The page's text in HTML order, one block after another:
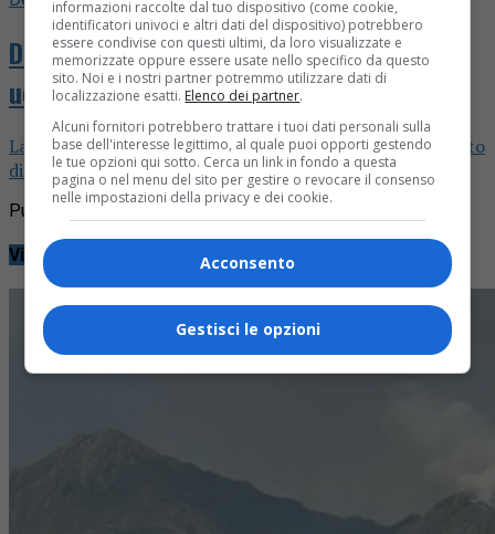
Delitti e Castighi – La notte in cui fu
ucciso Augusto Festa Bianchet
La puntata speciale live dedicata all'omicidio del senzatetto
di Biella
Pubblicità
Video
informazioni raccolte dal tuo dispositivo (come cookie,
identificatori univoci e altri dati del dispositivo) potrebbero
essere condivise con questi ultimi, da loro visualizzate e
memorizzate oppure essere usate nello specifico da questo
sito. Noi e i nostri partner potremmo utilizzare dati di
localizzazione esatti. Elenco dei partner.
Alcuni fornitori potrebbero trattare i tuoi dati personali sulla
base dell'interesse legittimo, al quale puoi opporti gestendo
le tue opzioni qui sotto. Cerca un link in fondo a questa
pagina o nel menu del sito per gestire o revocare il consenso
nelle impostazioni della privacy e dei cookie.
Acconsento
Gestisci le opzioni